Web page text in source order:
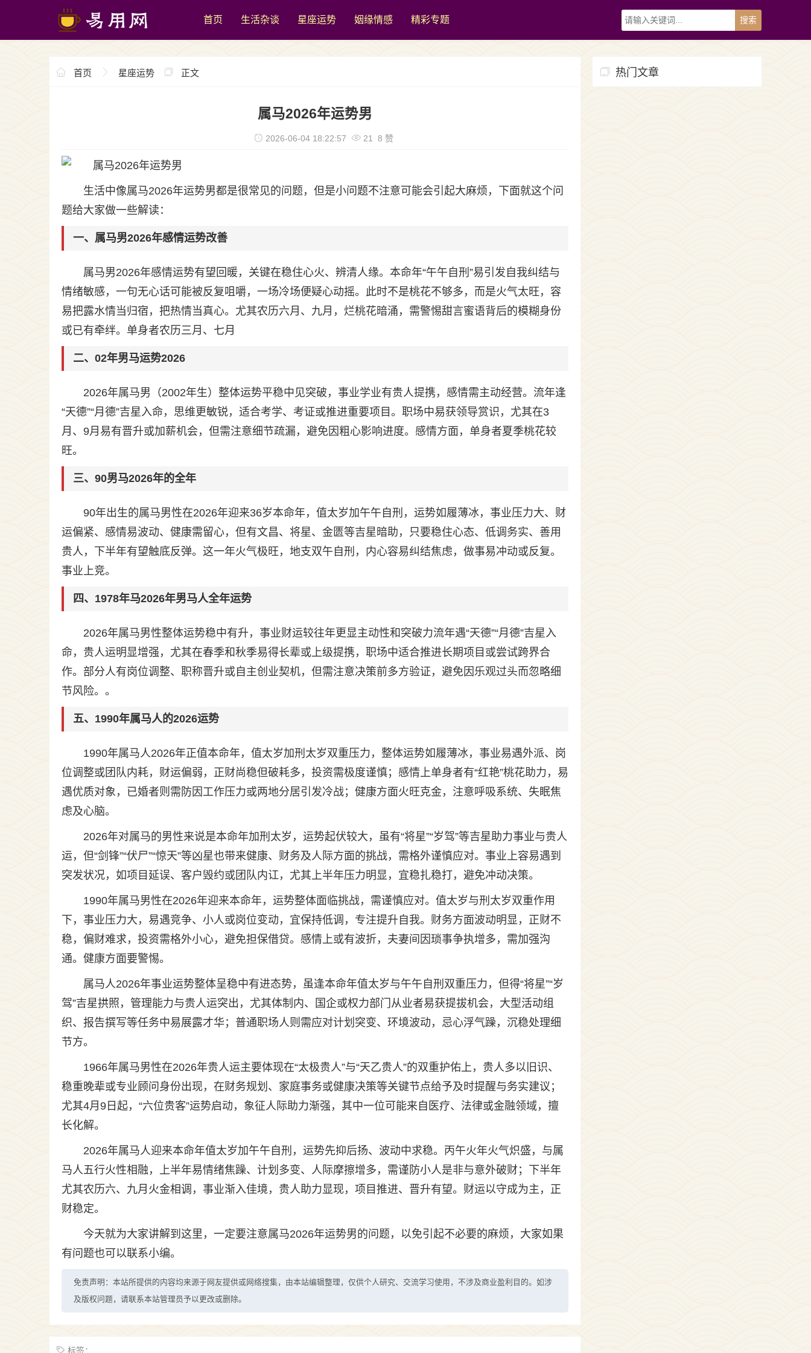
首页 生活杂谈 星座运势 姻缘情感 精彩专题
首页 星座运势 正文
属马2026年运势男
2026-06-04 18:22:57 21 8 赞
生活中像属马2026年运势男都是很常见的问题，但是小问题不注意可能会引起大麻烦，下面就这个问
题给大家做一些解读：
一、属马男2026年感情运势改善
属马男2026年感情运势有望回暖，关键在稳住心火、辨清人缘。本命年“午午自刑”易引发自我纠结与
情绪敏感，一句无心话可能被反复咀嚼，一场冷场便疑心动摇。此时不是桃花不够多，而是火气太旺，容
易把露水情当归宿，把热情当真心。尤其农历六月、九月，烂桃花暗涌，需警惕甜言蜜语背后的模糊身份
或已有牵绊。单身者农历三月、七月
二、02年男马运势2026
2026年属马男（2002年生）整体运势平稳中见突破，事业学业有贵人提携，感情需主动经营。流年逢
“天德”“月德”吉星入命，思维更敏锐，适合考学、考证或推进重要项目。职场中易获领导赏识，尤其在3
月、9月易有晋升或加薪机会，但需注意细节疏漏，避免因粗心影响进度。感情方面，单身者夏季桃花较
旺。
三、90男马2026年的全年
90年出生的属马男性在2026年迎来36岁本命年，值太岁加午午自刑，运势如履薄冰，事业压力大、财
运偏紧、感情易波动、健康需留心，但有文昌、将星、金匮等吉星暗助，只要稳住心态、低调务实、善用
贵人，下半年有望触底反弹。这一年火气极旺，地支双午自刑，内心容易纠结焦虑，做事易冲动或反复。
事业上竞。
四、1978年马2026年男马人全年运势
2026年属马男性整体运势稳中有升，事业财运较往年更显主动性和突破力流年遇“天德”“月德”吉星入
命，贵人运明显增强，尤其在春季和秋季易得长辈或上级提携，职场中适合推进长期项目或尝试跨界合
作。部分人有岗位调整、职称晋升或自主创业契机，但需注意决策前多方验证，避免因乐观过头而忽略细
节风险。。
五、1990年属马人的2026运势
1990年属马人2026年正值本命年，值太岁加刑太岁双重压力，整体运势如履薄冰，事业易遇外派、岗
位调整或团队内耗，财运偏弱，正财尚稳但破耗多，投资需极度谨慎；感情上单身者有“红艳”桃花助力，易
遇优质对象，已婚者则需防因工作压力或两地分居引发冷战；健康方面火旺克金，注意呼吸系统、失眠焦
虑及心脑。
2026年对属马的男性来说是本命年加刑太岁，运势起伏较大，虽有“将星”“岁驾”等吉星助力事业与贵人
运，但“剑锋”“伏尸”“惊天”等凶星也带来健康、财务及人际方面的挑战，需格外谨慎应对。事业上容易遇到
突发状况，如项目延误、客户毁约或团队内讧，尤其上半年压力明显，宜稳扎稳打，避免冲动决策。
1990年属马男性在2026年迎来本命年，运势整体面临挑战，需谨慎应对。值太岁与刑太岁双重作用
下，事业压力大，易遇竞争、小人或岗位变动，宜保持低调，专注提升自我。财务方面波动明显，正财不
稳，偏财难求，投资需格外小心，避免担保借贷。感情上或有波折，夫妻间因琐事争执增多，需加强沟
通。健康方面要警惕。
属马人2026年事业运势整体呈稳中有进态势，虽逢本命年值太岁与午午自刑双重压力，但得“将星”“岁
驾”吉星拱照，管理能力与贵人运突出，尤其体制内、国企或权力部门从业者易获提拔机会，大型活动组
织、报告撰写等任务中易展露才华；普通职场人则需应对计划突变、环境波动，忌心浮气躁，沉稳处理细
节方。
1966年属马男性在2026年贵人运主要体现在“太极贵人”与“天乙贵人”的双重护佑上，贵人多以旧识、
稳重晚辈或专业顾问身份出现，在财务规划、家庭事务或健康决策等关键节点给予及时提醒与务实建议；
尤其4月9日起，“六位贵客”运势启动，象征人际助力渐强，其中一位可能来自医疗、法律或金融领域，擅
长化解。
2026年属马人迎来本命年值太岁加午午自刑，运势先抑后扬、波动中求稳。丙午火年火气炽盛，与属
马人五行火性相融，上半年易情绪焦躁、计划多变、人际摩擦增多，需谨防小人是非与意外破财；下半年
尤其农历六、九月火金相调，事业渐入佳境，贵人助力显现，项目推进、晋升有望。财运以守成为主，正
财稳定。
今天就为大家讲解到这里，一定要注意属马2026年运势男的问题，以免引起不必要的麻烦，大家如果
有问题也可以联系小编。
免责声明：本站所提供的内容均来源于网友提供或网络搜集，由本站编辑整理，仅供个人研究、交流学习使用，不涉及商业盈利目的。如涉
及版权问题，请联系本站管理员予以更改或删除。
标签：
热门文章